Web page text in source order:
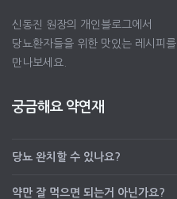
신동진 원장의 개인블로그에서
당뇨환자들을 위한 맛있는 레시피를
만나보세요.
궁금해요 약연재
당뇨 완치할 수 있나요?
약만 잘 먹으면 되는거 아닌가요?